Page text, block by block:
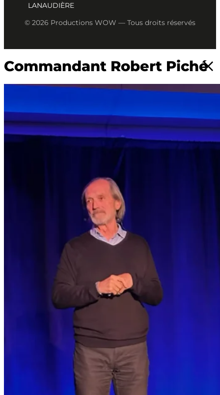
LANAUDIÈRE
© 2026 Productions WOW — Tous droits réservés
Commandant Robert Piché